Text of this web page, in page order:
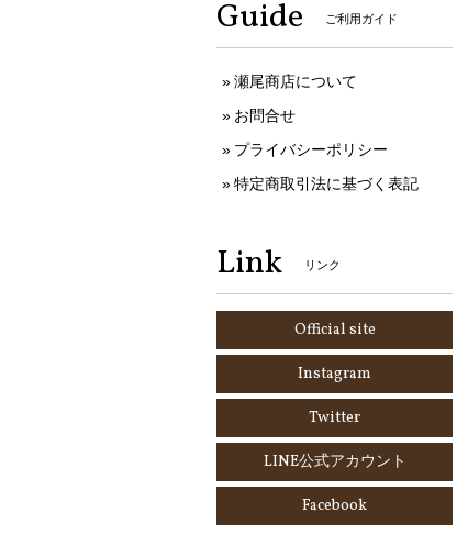
Guide ご利用ガイド
瀬尾商店について
お問合せ
プライバシーポリシー
特定商取引法に基づく表記
Link リンク
Official site
Instagram
Twitter
LINE公式アカウント
Facebook